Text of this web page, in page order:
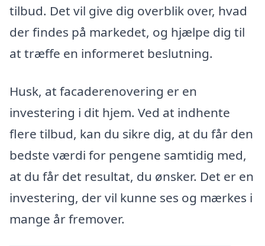
tilbud. Det vil give dig overblik over, hvad
der findes på markedet, og hjælpe dig til
at træffe en informeret beslutning.
Husk, at facaderenovering er en
investering i dit hjem. Ved at indhente
flere tilbud, kan du sikre dig, at du får den
bedste værdi for pengene samtidig med,
at du får det resultat, du ønsker. Det er en
investering, der vil kunne ses og mærkes i
mange år fremover.